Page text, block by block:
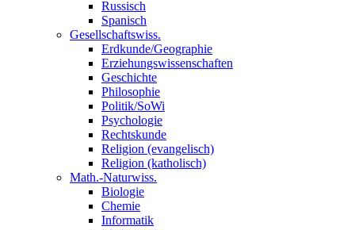
Russisch
Spanisch
Gesellschaftswiss.
Erdkunde/Geographie
Erziehungswissenschaften
Geschichte
Philosophie
Politik/SoWi
Psychologie
Rechtskunde
Religion (evangelisch)
Religion (katholisch)
Math.-Naturwiss.
Biologie
Chemie
Informatik